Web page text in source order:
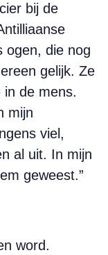
bij de
ogen, die nog
gelijk. Ze
in de mens.
mijn
viel,
al uit. In mijn
geweest.”
word.